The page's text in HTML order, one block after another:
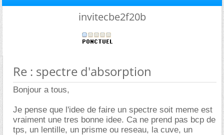
invitecbe2f20b
Re : spectre d'absorption
Bonjour a tous,
Je pense que l'idee de faire un spectre soit meme est
vraiment une tres bonne idee. Ca ne prend pas bcp de
tps, un lentille, un prisme ou reseau, la cuve, un